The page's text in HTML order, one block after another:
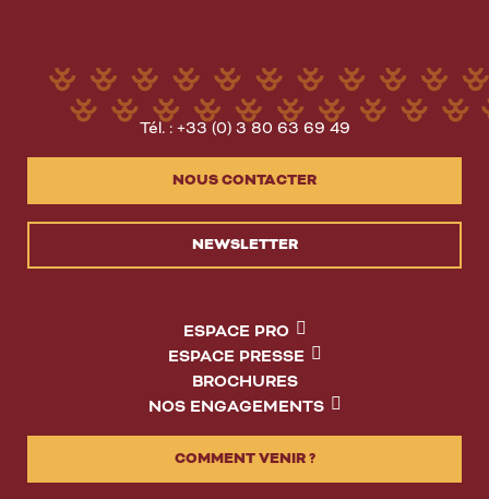
Tél. : +33 (0) 3 80 63 69 49
NOUS CONTACTER
NEWSLETTER
ESPACE PRO
ESPACE PRESSE
BROCHURES
NOS ENGAGEMENTS
COMMENT VENIR ?